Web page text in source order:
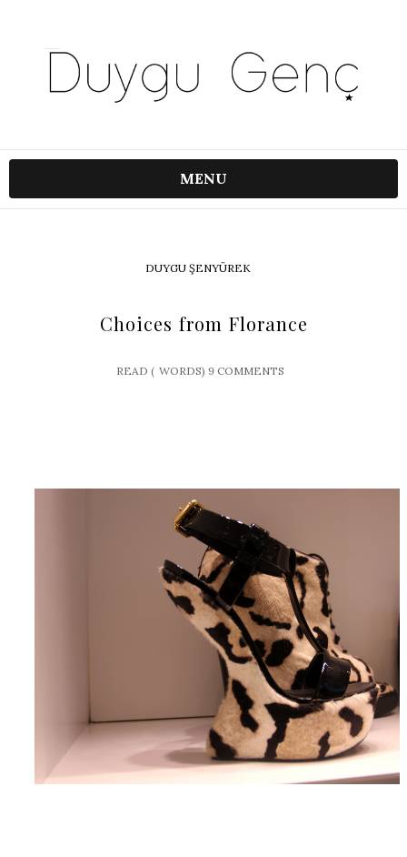
MENU
DUYGU ŞENYÜREK
Choices from Florance
READ ( WORDS) 9 COMMENTS